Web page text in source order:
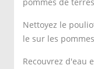
Nettoyez le
le sur les
Recouvrez d'eau